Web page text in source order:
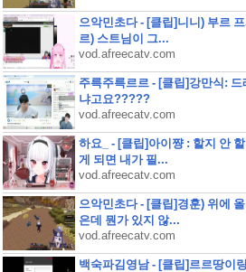
으악민초다 - [클립]니니) 부르
르) 스트님이 그...
vod.afreecatv.com
주륵주륵르르 - [클립]강만식:
냐고요?????
vod.afreecatv.com
하요_ - [클립]아이쨩 : 할지 안
게 되면 내가 필...
vod.afreecatv.com
으악민초다 - [클립]경훈) 위에
은데 뭔가 있지 않...
vod.afreecatv.com
백숙파김영남 - [클립]르르땅이